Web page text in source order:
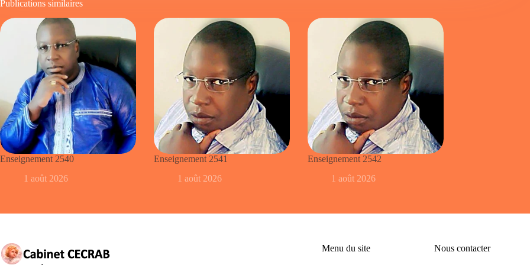
Publications similaires
Enseignement 2540
1 août 2026
Enseignement 2541
1 août 2026
Enseignement 2542
1 août 2026
Menu du site Nous contacter